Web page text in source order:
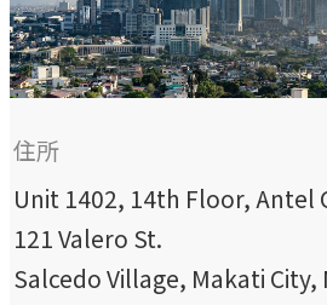
住所
Unit 1402, 14th Floor, Antel
121 Valero St.
Salcedo Village, Makati